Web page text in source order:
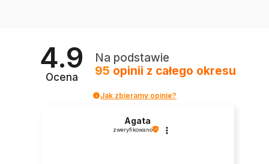
4.9
Ocena
Na podstawie
95 opinii z całego okresu
Jak zbieramy opinie?
Agata
zweryfikowano